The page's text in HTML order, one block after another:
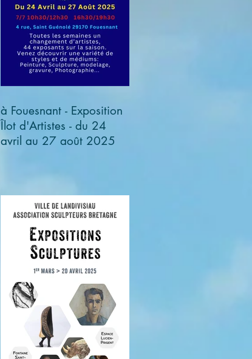
à Fouesnant - Exposition
Îlot d'Artistes - du 24
avril au 27 août 2025